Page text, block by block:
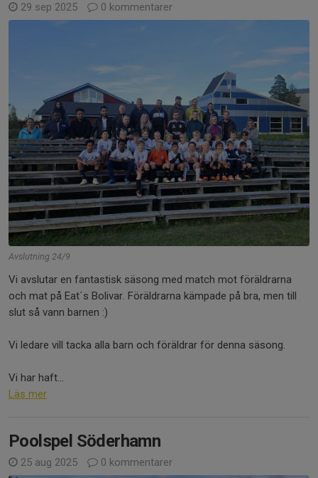
29 sep 2025 0 kommentarer
Avslutning 24/9
Vi avslutar en fantastisk säsong med match mot föräldrarna
och mat på Eat´s Bolivar. Föräldrarna kämpade på bra, men till
slut så vann barnen :)
Vi ledare vill tacka alla barn och föräldrar för denna säsong.
Vi har haft...
Läs mer
Poolspel Söderhamn
25 aug 2025 0 kommentarer